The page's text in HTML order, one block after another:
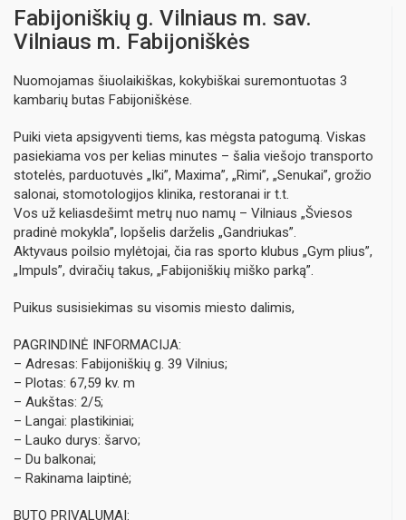
Fabijoniškių g. Vilniaus m. sav.
Vilniaus m. Fabijoniškės
Nuomojamas šiuolaikiškas, kokybiškai suremontuotas 3
kambarių butas Fabijoniškėse.
Puiki vieta apsigyventi tiems, kas mėgsta patogumą. Viskas
pasiekiama vos per kelias minutes – šalia viešojo transporto
stotelės, parduotuvės „Iki”, Maxima”, „Rimi”, „Senukai”, grožio
salonai, stomotologijos klinika, restoranai ir t.t.
Vos už keliasdešimt metrų nuo namų – Vilniaus „Šviesos
pradinė mokykla”, lopšelis darželis „Gandriukas”.
Aktyvaus poilsio mylėtojai, čia ras sporto klubus „Gym plius”,
„Impuls”, dviračių takus, „Fabijoniškių miško parką”.
Puikus susisiekimas su visomis miesto dalimis,
PAGRINDINĖ INFORMACIJA:
– Adresas: Fabijoniškių g. 39 Vilnius;
– Plotas: 67,59 kv. m
– Aukštas: 2/5;
– Langai: plastikiniai;
– Lauko durys: šarvo;
– Du balkonai;
– Rakinama laiptinė;
BUTO PRIVALUMAI: